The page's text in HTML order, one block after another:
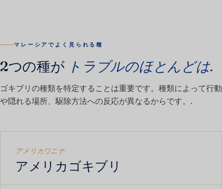
マレーシアでよく見られる種
2つの種が トラブルのほとんどは.
ゴキブリの種類を特定することは重要です。種類によって行動
や隠れる場所、駆除方法への反応が異なるからです。.
アメリカワニナ
アメリカゴキブリ